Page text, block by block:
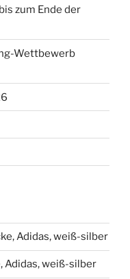
zum Ende der
Wettbewerb
Adidas, weiß-silber
Adidas, weiß-silber